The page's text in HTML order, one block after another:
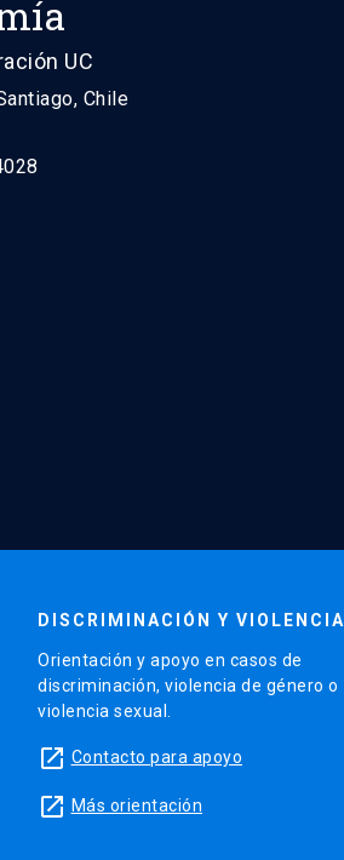
UC
Chile
DISCRIMINACIÓN Y VIOLENCIA
Orientación y apoyo en casos de
discriminación, violencia de género o
violencia sexual.
launch Contacto para apoyo
launch Más orientación